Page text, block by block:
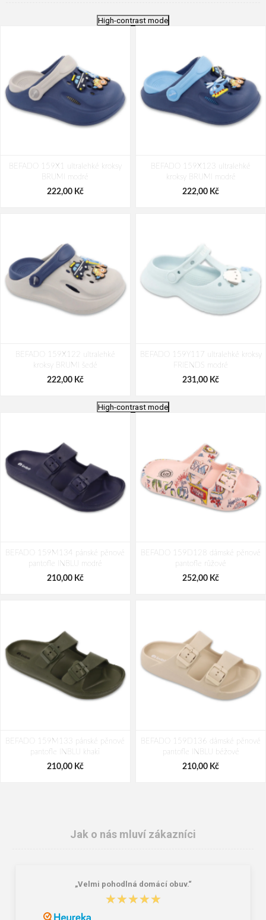
High-contrast mode
BEFADO 159X1 ultralehké kroksy
BRUMI modré
222,00 Kč
BEFADO 159X123 ultralehké
kroksy BRUMI modré
222,00 Kč
BEFADO 159X122 ultralehké
kroksy BRUMI šedé
222,00 Kč
BEFADO 159Y117 ultralehké kroksy
FRIENDS modré
231,00 Kč
kroksy BUNNY béžové
222,00 Kč
FRIENDS béžové
231,00 Kč
High-contrast mode
BEFADO 159M134 pánské pěnové
pantofle INBLU modré
210,00 Kč
BEFADO 159D128 dámské pěnové
pantofle růžové
252,00 Kč
BEFADO 159M133 pánské pěnové
pantofle INBLU khaki
210,00 Kč
BEFADO 159D136 dámské pěnové
pantofle INBLU béžové
210,00 Kč
Jak o nás mluví zákazníci
„Velmi pohodlná domácí obuv.“
★★★★★
★★★★★